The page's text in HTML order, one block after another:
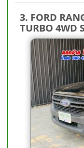
3. FORD
TURBO 4WD